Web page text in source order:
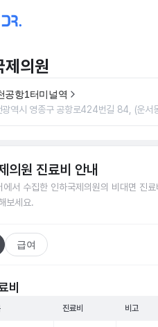
제의원
공항1터미널역
광역시 영종구 공항로424번길 84, (운서
의원 진료비 안내
에서 수집한 인하국제의원의 비대면 진
보세요.
급여
비
진료비 비고